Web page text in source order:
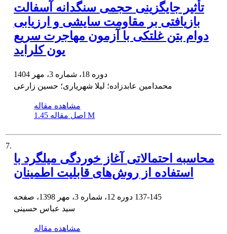
تأثیر جایگزینی حجمی سنگدانه آسفالت
بازیافتی بر مقاومت سایشی و ارزیابی
دوام بتن غلتکی با آزمون مهاجرت سریع
یون کلراید
دوره 18، شماره 3، مهر 1404
محمدامین عابدزاده؛ لیلا شهریاری؛ حسین زارعی
مشاهده مقاله
اصل مقاله 1.45 M
7.
محاسبه احتمالاتی آغاز خوردگی میلگرد با
استفاده از روش‌های قابلیت اطمینان
137-145
سید عباس حسینی
مشاهده مقاله